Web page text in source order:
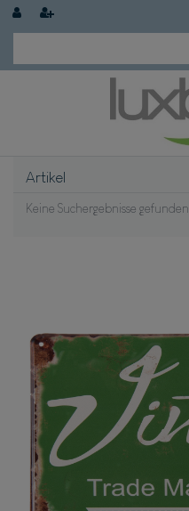
Artikel
Keine Suchergebnisse gefunden.